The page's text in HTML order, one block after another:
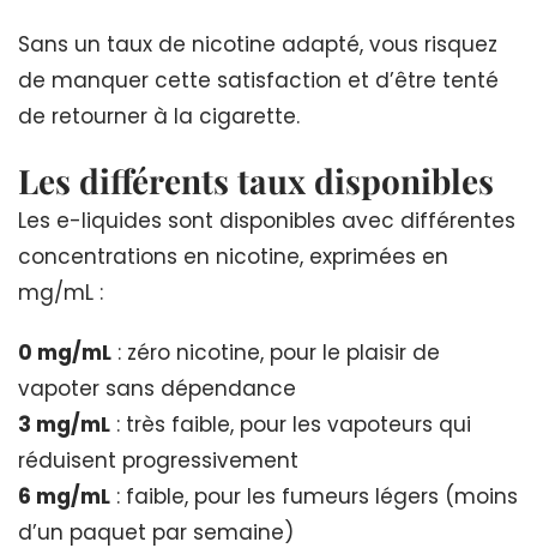
Sans un taux de nicotine adapté, vous risquez
de manquer cette satisfaction et d’être tenté
de retourner à la cigarette.
Les différents taux disponibles
Les e-liquides sont disponibles avec différentes
concentrations en nicotine, exprimées en
mg/mL :
0 mg/mL : zéro nicotine, pour le plaisir de
vapoter sans dépendance
3 mg/mL : très faible, pour les vapoteurs qui
réduisent progressivement
6 mg/mL : faible, pour les fumeurs légers (moins
d’un paquet par semaine)